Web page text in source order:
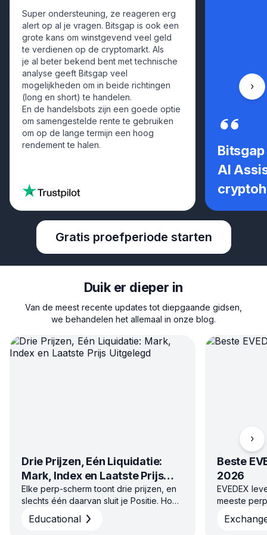
Super ondersteuning, ze reageren erg
alert op al je vragen. Bitsgap is ook een
grote kans om winstgevend veel geld
te verdienen op de cryptomarkt. Als
je al beter bekend bent met technische
analyse geeft Bitsgap veel
mogelijkheden om in beide richtingen
(long en short) te handelen.
En de handelsbots zijn een goede optie
om samengestelde rente te gebruiken
om op de lange termijn een hoog
rendement te halen.
AI
Gratis proefperiode starten
Duik er dieper in
Van de meest recente updates tot diepgaande gidsen,
we behandelen het allemaal in onze blog.
Drie Prijzen, Eén Liquidatie:
Mark, Index en Laatste Prijs
Uitgelegd
Elke perp-scherm toont drie prijzen, en
slechts één daarvan sluit je Positie. Hoe
mark-, index- en laatste Prijs worden
berekend op Binance, Bybit, Aster,
Educational
Beste
2026
EVEDEX
meeste
daarbuiten